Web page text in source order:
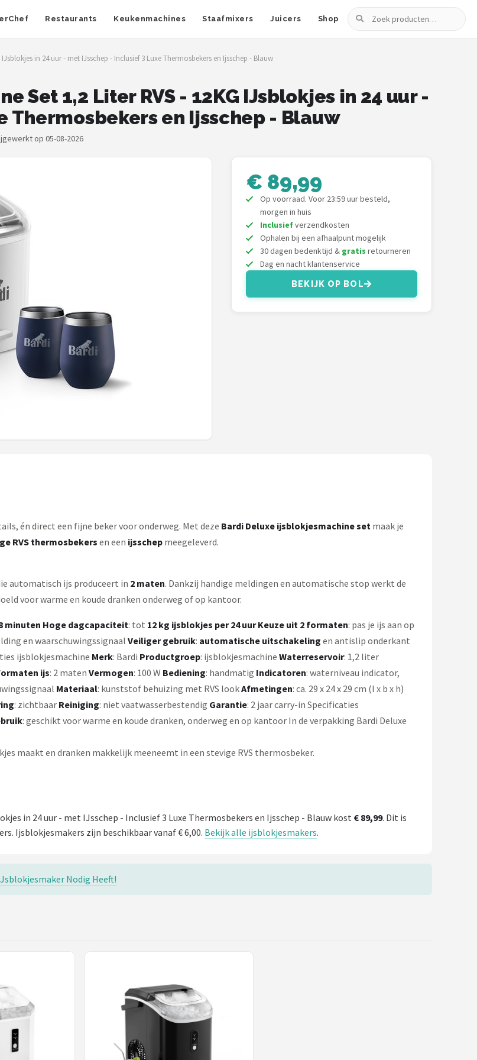
Restaurants Keukenmachines Staafmixers Juicers Shop
Zoeken
in 24 uur - met IJsschep - Inclusief 3 Luxe Thermosbekers en Ijsschep - Blauw
Set 1,2 Liter RVS - 12KG IJsblokjes in 24 uur -
Thermosbekers en Ijsschep - Blauw
op 05-08-2026
€ 89,99
Op voorraad. Voor 23:59 uur besteld,
morgen in huis
Inclusiefverzendkosten
Ophalen bij een afhaalpunt mogelijk
30 dagen bedenktijd & gratis retourneren
Dag en nacht klantenservice
BEKIJK OP BOL
én direct een fijne beker voor onderweg. Met deze Bardi Deluxe ijsblokjesmachine set maak je
RVS thermosbekers en een ijsschep meegeleverd.
automatisch ijs produceert in 2 maten. Dankzij handige meldingen en automatische stop werkt de
voor warme en koude dranken onderweg of op kantoor.
minuten Hoge dagcapaciteit: tot 12 kg ijsblokjes per 24 uur Keuze uit 2 formaten: pas je ijs aan op
en waarschuwingssignaal Veiliger gebruik: automatische uitschakeling en antislip onderkant
ijsblokjesmachine Merk: Bardi Productgroep: ijsblokjesmachine Waterreservoir: 1,2 liter
ijs: 2 maten Vermogen: 100 W Bediening: handmatig Indicatoren: waterniveau indicator,
Materiaal: kunststof behuizing met RVS lookAfmetingen: ca. 29 x 24 x 29 cm (l x b x h)
: zichtbaar Reiniging: niet vaatwasserbestendig Garantie: 2 jaar carry-in Specificaties
: geschikt voor warme en koude dranken, onderweg en op kantoor In de verpakking Bardi Deluxe
maakt en dranken makkelijk meeneemt in een stevige RVS thermosbeker.
in 24 uur - met IJsschep - Inclusief 3 Luxe Thermosbekers en Ijsschep - Blauw kost € 89,99. Dit is
Ijsblokjesmakers zijn beschikbaar vanaf € 6,00. Bekijk alle ijsblokjesmakers.
Nodig Heeft!